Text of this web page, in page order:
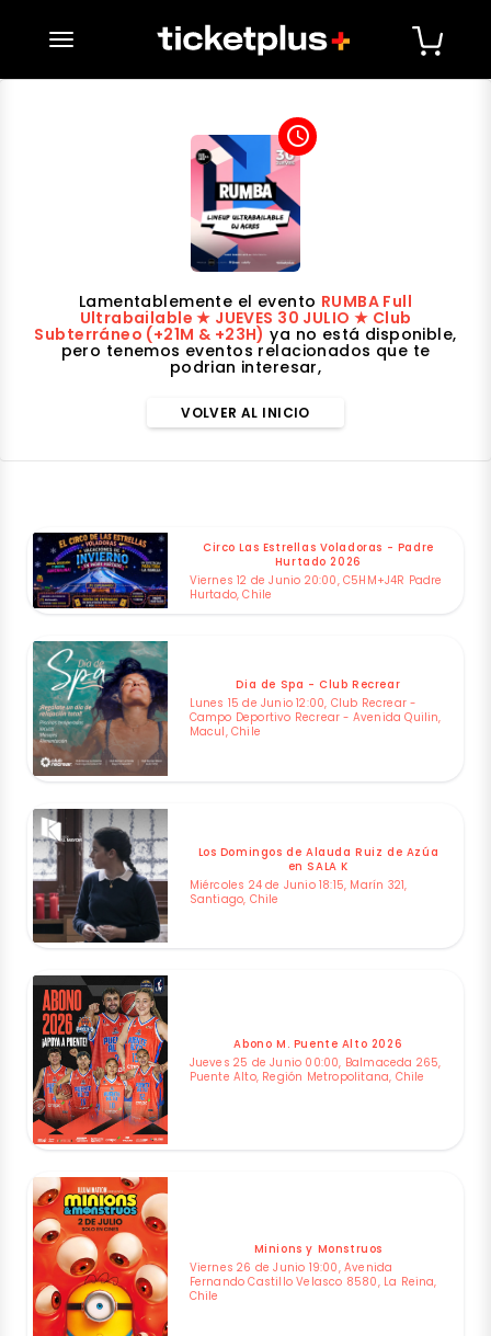
desplegar navegación
access_time
Lamentablemente el evento RUMBA Full
Ultrabailable ★ JUEVES 30 JULIO ★ Club
Subterráneo (+21M & +23H) ya no está disponible,
pero tenemos eventos relacionados que te
podrian interesar,
VOLVER AL INICIO
Circo Las Estrellas Voladoras - Padre
Hurtado 2026
Viernes 12 de Junio 20:00, C5HM+J4R Padre
Hurtado, Chile
Dia de Spa - Club Recrear
Lunes 15 de Junio 12:00, Club Recrear -
Campo Deportivo Recrear - Avenida Quilin,
Macul, Chile
Los Domingos de Alauda Ruiz de Azúa
en SALA K
Miércoles 24 de Junio 18:15, Marín 321,
Santiago, Chile
Abono M. Puente Alto 2026
Jueves 25 de Junio 00:00, Balmaceda 265,
Puente Alto, Región Metropolitana, Chile
Minions y Monstruos
Viernes 26 de Junio 19:00, Avenida
Fernando Castillo Velasco 8580, La Reina,
Chile